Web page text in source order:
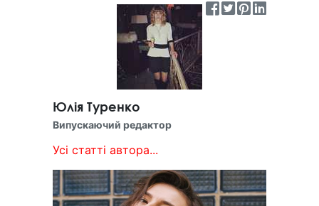
Юлія Туренко
Випускаючий редактор
Усі статті автора...